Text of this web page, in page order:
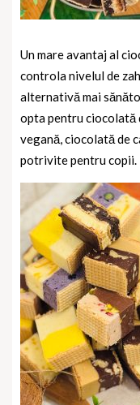
Un mare avantaj al
controla nivelul de
alternativă mai
opta pentru ciocolată
vegană, ciocolată de
potrivite pentru copii.